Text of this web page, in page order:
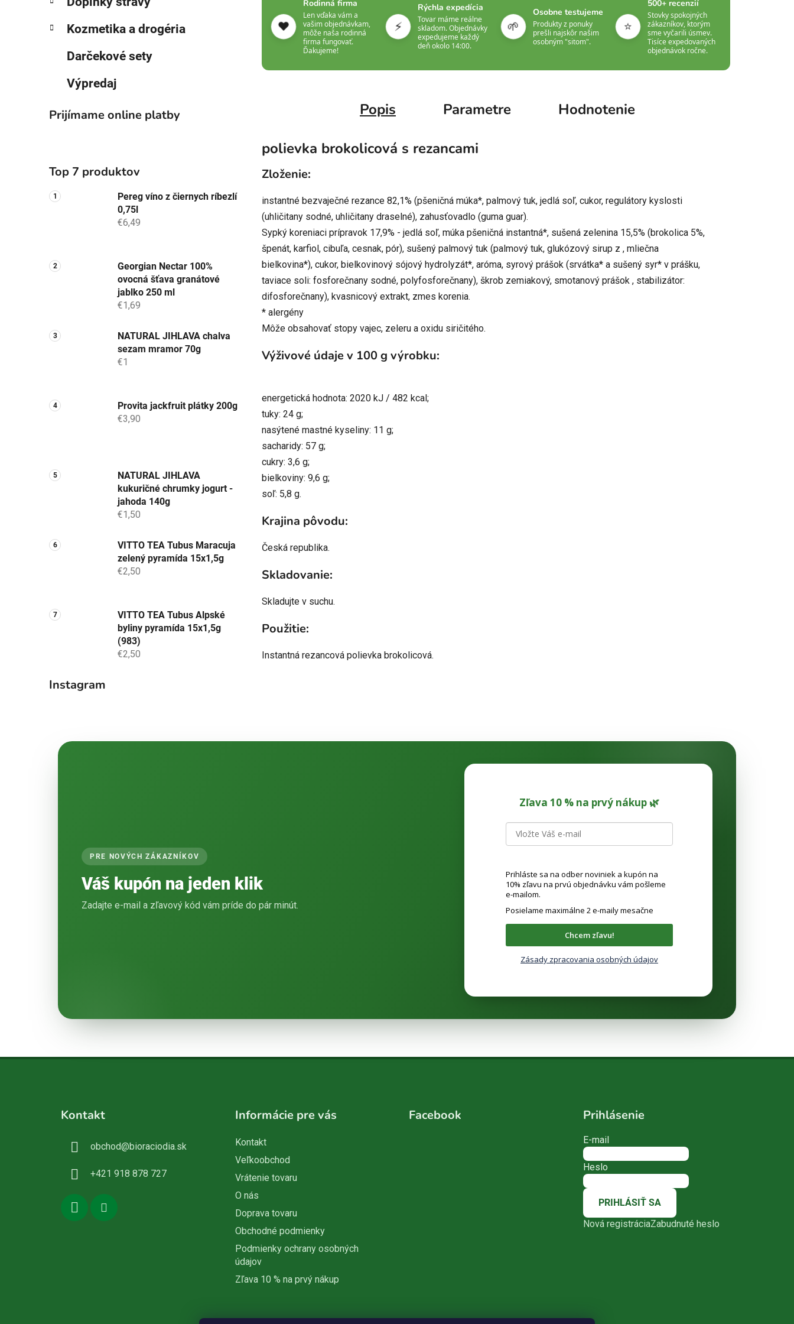
Kozmetika a drogéria
Darčekové sety
Výpredaj
Prijímame online platby
Top 7 produktov
Pereg víno z čiernych ríbezlí
0,75l
€6,49
Georgian Nectar 100%
ovocná šťava granátové
jablko 250 ml
€1,69
NATURAL JIHLAVA chalva
sezam mramor 70g
€1
Provita jackfruit plátky 200g
€3,90
NATURAL JIHLAVA
kukuričné chrumky jogurt -
jahoda 140g
€1,50
VITTO TEA Tubus Maracuja
zelený pyramída 15x1,5g
€2,50
VITTO TEA Tubus Alpské
byliny pyramída 15x1,5g
(983)
€2,50
Instagram
❤️
Rodinná firma
Len vďaka vám a
vašim objednávkam,
môže naša rodinná
firma fungovať.
Ďakujeme!
⚡
Rýchla expedícia
Tovar máme reálne
skladom. Objednávky
expedujeme každý
deň okolo 14:00.
🌱
Osobne testujeme
Produkty z ponuky
prešli najskôr našim
osobným "sitom".
⭐
500+ recenzií
Stovky spokojných
zákazníkov, ktorým
sme vyčarili úsmev.
Tisíce expedovaných
objednávok ročne.
Popis Parametre Hodnotenie
polievka brokolicová s rezancami
Zloženie:
instantné bezvaječné rezance 82,1% (pšeničná múka*, palmový tuk, jedlá soľ, cukor, regulátory kyslosti
(uhličitany sodné, uhličitany draselné), zahusťovadlo (guma guar).
Sypký koreniaci prípravok 17,9% - jedlá soľ, múka pšeničná instantná*, sušená zelenina 15,5% (brokolica 5%,
špenát, karfiol, cibuľa, cesnak, pór), sušený palmový tuk (palmový tuk, glukózový sirup z , mliečna
bielkovina*), cukor, bielkovinový sójový hydrolyzát*, aróma, syrový prášok (srvátka* a sušený syr* v prášku,
taviace soli: fosforečnany sodné, polyfosforečnany), škrob zemiakový, smotanový prášok , stabilizátor:
difosforečnany), kvasnicový extrakt, zmes korenia.
* alergény
Môže obsahovať stopy vajec, zeleru a oxidu siričitého.
Výživové údaje v 100 g výrobku:
energetická hodnota: 2020 kJ / 482 kcal;
tuky: 24 g;
nasýtené mastné kyseliny: 11 g;
sacharidy: 57 g;
cukry: 3,6 g;
bielkoviny: 9,6 g;
soľ: 5,8 g.
Krajina pôvodu:
Česká republika.
Skladovanie:
Skladujte v suchu.
Použitie:
Instantná rezancová polievka brokolicová.
PRE NOVÝCH ZÁKAZNÍKOV
Váš kupón na jeden klik
Zadajte e-mail a zľavový kód vám príde do pár minút.
Zľava 10 % na prvý nákup 🌿
Prihláste sa na odber noviniek a kupón na
10% zľavu na prvú objednávku vám pošleme
e-mailom.
Posielame maximálne 2 e-maily mesačne
Chcem zľavu!
Zásady zpracovania osobných údajov
Kontakt
obchod@bioraciodia.sk
+421 918 878 727
Informácie pre vás
Kontakt
Veľkoobchod
Vrátenie tovaru
O nás
Doprava tovaru
Obchodné podmienky
Podmienky ochrany osobných
údajov
Zľava 10 % na prvý nákup
Facebook Prihlásenie
E-mail
Heslo
PRIHLÁSIŤ SA
Nová registráciaZabudnuté heslo